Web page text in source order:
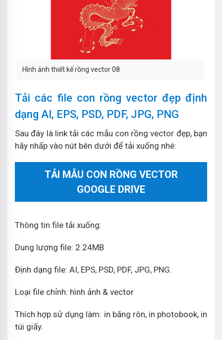
Hình ảnh thiết kế rồng vector 08
Tải các file con rồng vector đẹp định
dạng AI, EPS, PSD, PDF, JPG, PNG
Sau đây là link tải các mẫu con rồng vector đẹp, bạn
hãy nhấp vào nút bên dưới để tải xuống nhé:
TẢI MẪU CON RỒNG VECTOR
GOOGLE DRIVE
Thông tin file tải xuống:
Dung lượng file: 2.24MB
Định dạng file: AI, EPS, PSD, PDF, JPG, PNG.
Loại file chỉnh: hình ảnh & vector
Thích hợp sử dụng làm: in băng rôn, in photobook, in
túi giấy.